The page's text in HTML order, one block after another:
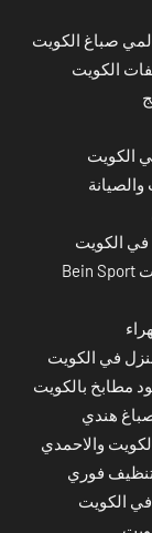
صباغ الكويت
الكويت
الكويت
اشتراك بي ان سبورت المنطقة العاشرة باقات Bein Sport
في الكويت
مطابخ بالكويت
هندي
والاحمدي
فوري
الكويت